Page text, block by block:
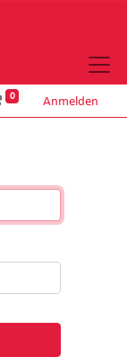
0 Anmelden